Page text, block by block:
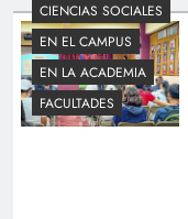
CIENCIAS SOCIALES
EN EL CAMPUS
EN LA ACADEMIA
FACULTADES